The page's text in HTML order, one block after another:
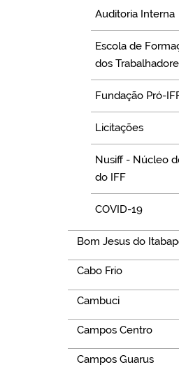
Auditoria Interna
Escola de
dos
Fundação Pró-
Licitações
Nusiff - Núcleo
do IFF
COVID-19
Bom Jesus do
Cabo Frio
Cambuci
Campos Centro
Campos Guarus